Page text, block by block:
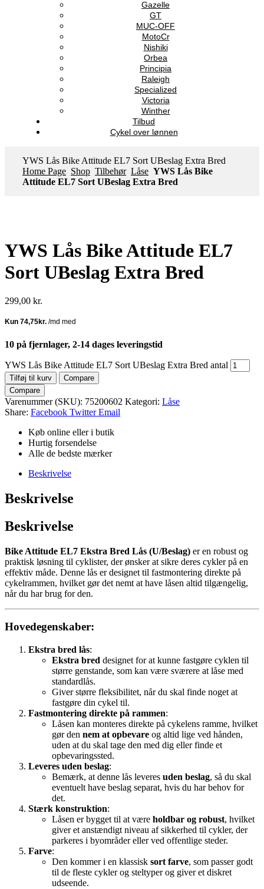
Gazelle
GT
MUC-OFF
MotoCr
Nishiki
Orbea
Principia
Raleigh
Specialized
Victoria
Winther
Tilbud
Cykel over lønnen
YWS Lås Bike Attitude EL7 Sort UBeslag Extra Bred
Home Page Shop Tilbehør Låse YWS Lås Bike
Attitude EL7 Sort UBeslag Extra Bred
YWS Lås Bike Attitude EL7
Sort UBeslag Extra Bred
299,00 kr.
10 på fjernlager, 2-14 dages leveringstid
YWS Lås Bike Attitude EL7 Sort UBeslag Extra Bred antal
Tilføj til kurv
Compare
Compare
Varenummer (SKU): 75200602 Kategori: Låse
Share: Facebook Twitter Email
Køb online eller i butik
Hurtig forsendelse
Alle de bedste mærker
Beskrivelse
Beskrivelse
Beskrivelse
Bike Attitude EL7 Ekstra Bred Lås (U/Beslag) er en robust og
praktisk løsning til cyklister, der ønsker at sikre deres cykler på en
effektiv måde. Denne lås er designet til fastmontering direkte på
cykelrammen, hvilket gør det nemt at have låsen altid tilgængelig,
når du har brug for den.
Hovedegenskaber:
Ekstra bred lås:
Ekstra bred designet for at kunne fastgøre cyklen til
større genstande, som kan være sværere at låse med
standardlås.
Giver større fleksibilitet, når du skal finde noget at
fastgøre din cykel til.
Fastmontering direkte på rammen:
Låsen kan monteres direkte på cykelens ramme, hvilket
gør den nem at opbevare og altid lige ved hånden,
uden at du skal tage den med dig eller finde et
opbevaringssted.
Leveres uden beslag:
Bemærk, at denne lås leveres uden beslag, så du skal
eventuelt have beslag separat, hvis du har behov for
det.
Stærk konstruktion:
Låsen er bygget til at være holdbar og robust, hvilket
giver et anstændigt niveau af sikkerhed til cykler, der
parkeres i byområder eller ved offentlige steder.
Farve:
Den kommer i en klassisk sort farve, som passer godt
til de fleste cykler og steltyper og giver et diskret
udseende.